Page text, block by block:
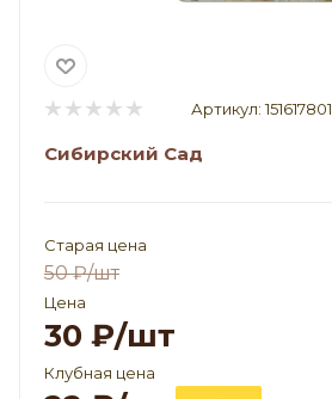
Артикул: 151617801
Сибирский Сад
Старая цена
50₽/шт
Цена
30 ₽/шт
Клубная цена